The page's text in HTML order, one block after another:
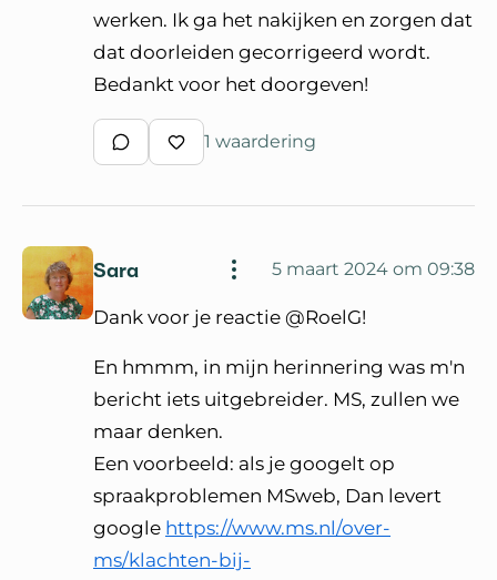
werken. Ik ga het nakijken en zorgen dat
dat doorleiden gecorrigeerd wordt.
Bedankt voor het doorgeven!
Schrijf een reactie
Waardeer reactie
1 waardering
Sara 5 maart 2024 om 09:38
Dank voor je reactie @RoelG!
En hmmm, in mijn herinnering was m'n
bericht iets uitgebreider. MS, zullen we
maar denken.
Een voorbeeld: als je googelt op
spraakproblemen MSweb, Dan levert
google https://www.ms.nl/over-
ms/klachten-bij-